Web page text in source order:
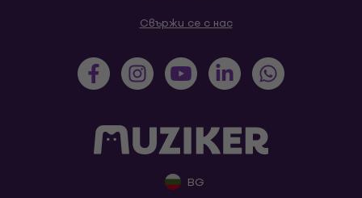
Свържи се с нас
BG